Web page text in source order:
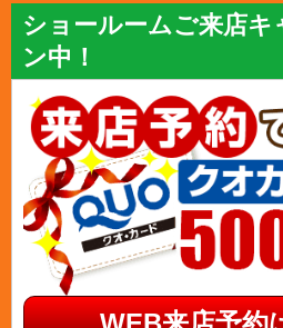
ショールームご来店キ
ン中！